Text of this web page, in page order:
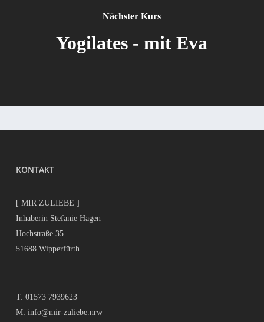
Nächster Kurs
Yogilates - mit Eva
KONTAKT
[ MIR ZULIEBE ]
Inhaberin Stefanie Hagen
Hochstraße 35
51688 Wipperfürth
T: 01573 7939623
M: info@mir-zuliebe.nrw